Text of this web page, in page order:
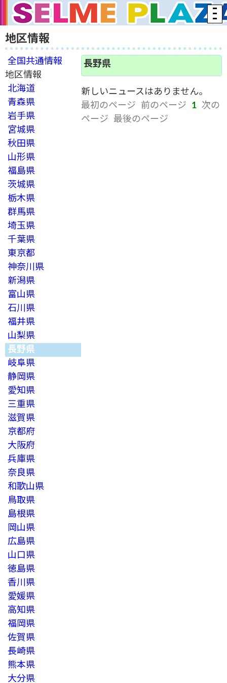
地区情報
全国共通情報
地区情報
北海道
青森県
岩手県
宮城県
秋田県
山形県
福島県
茨城県
栃木県
群馬県
埼玉県
千葉県
東京都
神奈川県
新潟県
富山県
石川県
福井県
山梨県
長野県
岐阜県
静岡県
愛知県
三重県
滋賀県
京都府
大阪府
兵庫県
奈良県
和歌山県
鳥取県
島根県
岡山県
広島県
山口県
徳島県
香川県
愛媛県
高知県
福岡県
佐賀県
長崎県
熊本県
大分県
長野県
新しいニュースはありません。
最初のページ
前のページ 1 次の
ページ
最後のページ